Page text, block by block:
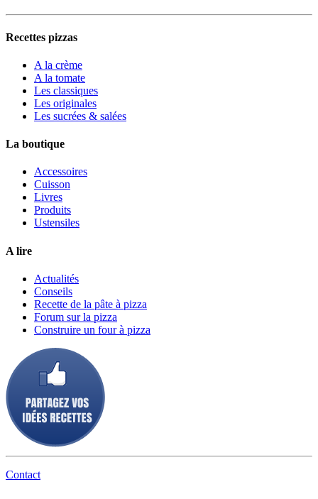
Recettes pizzas
A la crème
A la tomate
Les classiques
Les originales
Les sucrées & salées
La boutique
Accessoires
Cuisson
Livres
Produits
Ustensiles
A lire
Actualités
Conseils
Recette de la pâte à pizza
Forum sur la pizza
Construire un four à pizza
Contact